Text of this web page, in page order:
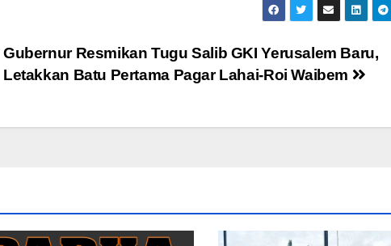
Gubernur Resmikan Tugu Salib GKI Yerusalem Baru,
Letakkan Batu Pertama Pagar Lahai-Roi Waibem